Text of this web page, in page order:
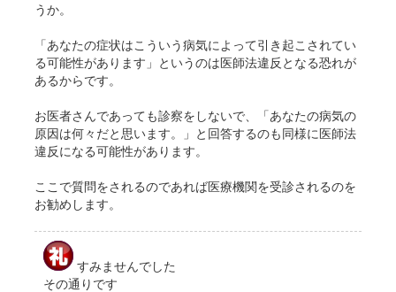
うか。
「あなたの症状はこういう病気によって引き起こされてい
る可能性があります」というのは医師法違反となる恐れが
あるからです。
お医者さんであっても診察をしないで、「あなたの病気の
原因は何々だと思います。」と回答するのも同様に医師法
違反になる可能性があります。
ここで質問をされるのであれば医療機関を受診されるのを
お勧めします。
すみませんでした
その通りです